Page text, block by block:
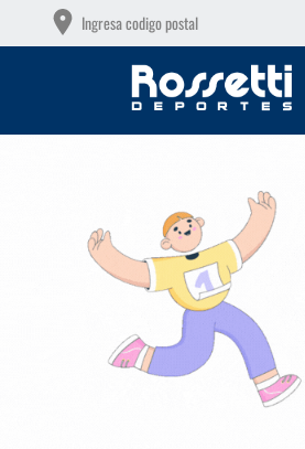
Ingresa codigo postal
GRATIS A PARTIR DE $149.000